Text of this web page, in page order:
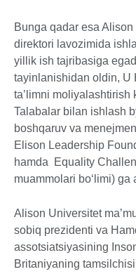
Bunga qadar esa
direktori lavozimida
yillik ish tajribasiga
tayinlanishidan oldin, U
taʼlimni moliyalashtirish
Talabalar bilan ishlash
boshqaruv va
Elison Leadership
hamda Equality
muammolari bo‘limi) ga
Alison Universitet
sobiq prezidenti va
assotsiatsiyasining
Britaniyaning